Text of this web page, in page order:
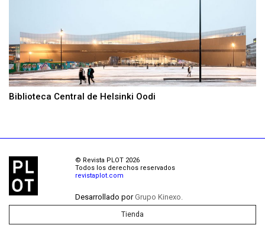
Biblioteca Central de Helsinki Oodi
© Revista PLOT 2026
Todos los derechos reservados
revistaplot.com
Desarrollado porGrupo Kinexo.
Tienda